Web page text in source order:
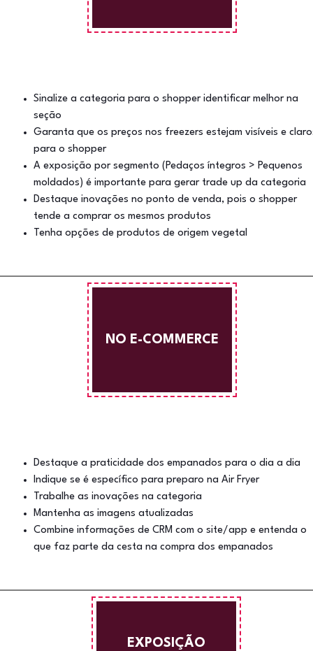
Sinalize a categoria para o shopper identificar melhor na
seção
Garanta que os preços nos freezers estejam visíveis e
para o shopper
A exposição por segmento (Pedaços íntegros > Pequenos
moldados) é importante para gerar trade up da categoria
Destaque inovações no ponto de venda, pois o shopper
tende a comprar os mesmos produtos
Tenha opções de produtos de origem vegetal
NO E-COMMERCE
Destaque a praticidade dos empanados para o dia a dia
Indique se é específico para preparo na Air Fryer
Trabalhe as inovações na categoria
Mantenha as imagens atualizadas
Combine informações de CRM com o site/app e entenda o
que faz parte da cesta na compra dos empanados
EXPOSIÇÃO